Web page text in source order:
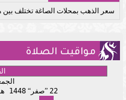
سعر الذهب بمحلات الصاغة تختلف
مواقيت الصلاة
22 صفر 1448 هـ